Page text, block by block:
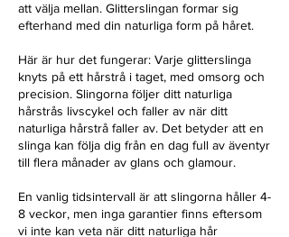
att välja mellan. Glitterslingan formar sig
efterhand med din naturliga form på håret.
Här är hur det fungerar: Varje glitterslinga
knyts på ett hårstrå i taget, med omsorg och
precision. Slingorna följer ditt naturliga
hårstrås livscykel och faller av när ditt
naturliga hårstrå faller av. Det betyder att en
slinga kan följa dig från en dag full av äventyr
till flera månader av glans och glamour.
En vanlig tidsintervall är att slingorna håller 4-
8 veckor, men inga garantier finns eftersom
vi inte kan veta när ditt naturliga hår